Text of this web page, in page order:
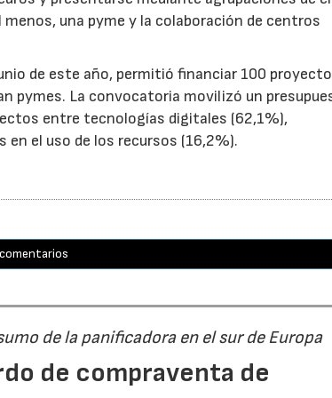
una pyme y la colaboración de centros
de este año, permitió financiar 100
pymes. La convocatoria movilizó un
entre tecnologías digitales (62,1%),
el uso de los recursos (16,2%).
de la panificadora en el sur de Europa
de compraventa de